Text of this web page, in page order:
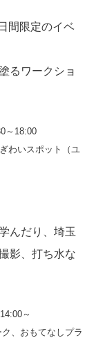
間限定のイベ
るワークショ
～18:00
わいスポット（ユ
んだり、埼玉
影、打ち水な
～
、おもてなしプラ